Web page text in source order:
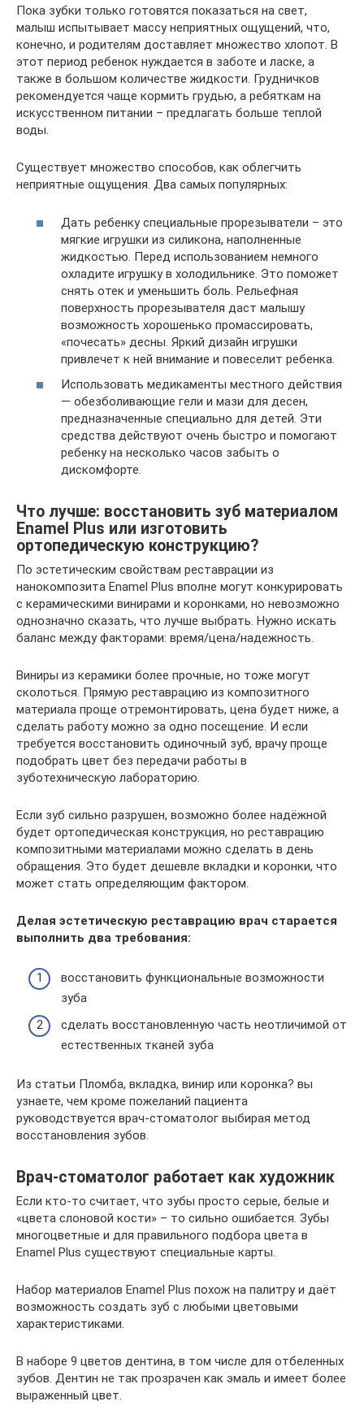
Пока зубки только готовятся показаться на свет,
малыш испытывает массу неприятных ощущений, что,
конечно, и родителям доставляет множество хлопот. В
этот период ребенок нуждается в заботе и ласке, а
также в большом количестве жидкости. Грудничков
рекомендуется чаще кормить грудью, а ребяткам на
искусственном питании – предлагать больше теплой
воды.
Существует множество способов, как облегчить
неприятные ощущения. Два самых популярных:
Дать ребенку специальные прорезыватели – это
мягкие игрушки из силикона, наполненные
жидкостью. Перед использованием немного
охладите игрушку в холодильнике. Это поможет
снять отек и уменьшить боль. Рельефная
поверхность прорезывателя даст малышу
возможность хорошенько промассировать,
«почесать» десны. Яркий дизайн игрушки
привлечет к ней внимание и повеселит ребенка.
Использовать медикаменты местного действия
— обезболивающие гели и мази для десен,
предназначенные специально для детей. Эти
средства действуют очень быстро и помогают
ребенку на несколько часов забыть о
дискомфорте.
Что лучше: восстановить зуб материалом
Enamel Plus или изготовить
ортопедическую конструкцию?
По эстетическим свойствам реставрации из
нанокомпозита Enamel Plus вполне могут конкурировать
с керамическими винирами и коронками, но невозможно
однозначно сказать, что лучше выбрать. Нужно искать
баланс между факторами: время/цена/надежность.
Виниры из керамики более прочные, но тоже могут
сколоться. Прямую реставрацию из композитного
материала проще отремонтировать, цена будет ниже, а
сделать работу можно за одно посещение. И если
требуется восстановить одиночный зуб, врачу проще
подобрать цвет без передачи работы в
зуботехническую лабораторию.
Если зуб сильно разрушен, возможно более надёжной
будет ортопедическая конструкция, но реставрацию
композитными материалами можно сделать в день
обращения. Это будет дешевле вкладки и коронки, что
может стать определяющим фактором.
Делая эстетическую реставрацию врач старается
выполнить два требования:
восстановить функциональные возможности
зуба
сделать восстановленную часть неотличимой от
естественных тканей зуба
Из статьи Пломба, вкладка, винир или коронка? вы
узнаете, чем кроме пожеланий пациента
руководствуется врач-стоматолог выбирая метод
восстановления зубов.
Врач-стоматолог работает как художник
Если кто-то считает, что зубы просто серые, белые и
«цвета слоновой кости» – то сильно ошибается. Зубы
многоцветные и для правильного подбора цвета в
Enamel Plus существуют специальные карты.
Набор материалов Enamel Plus похож на палитру и даёт
возможность создать зуб с любыми цветовыми
характеристиками.
В наборе 9 цветов дентина, в том числе для отбеленных
зубов. Дентин не так прозрачен как эмаль и имеет более
выраженный цвет.